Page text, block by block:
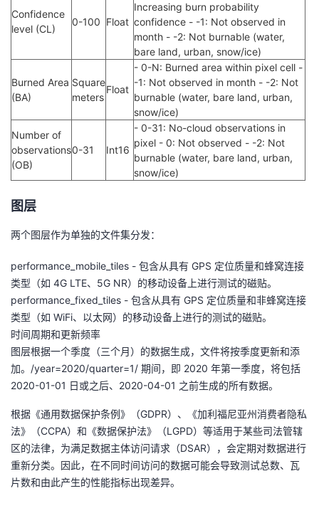
Confidence
level (CL)
0-100 Float
Increasing burn probability
confidence - -1: Not observed in
month - -2: Not burnable (water,
bare land, urban, snow/ice)
Burned Area
(BA)
Square
meters
Float
- 0-N: Burned area within pixel cell -
-1: Not observed in month - -2: Not
burnable (water, bare land, urban,
snow/ice)
Number of
observations
(OB)
0-31 Int16
- 0-31: No-cloud observations in
pixel - 0: Not observed - -2: Not
burnable (water, bare land, urban,
snow/ice)
图层
两个图层作为单独的文件集分发：
performance_mobile_tiles - 包含从具有 GPS 定位质量和蜂窝连接
类型（如 4G LTE、5G NR）的移动设备上进行测试的磁贴。
performance_fixed_tiles - 包含从具有 GPS 定位质量和非蜂窝连接
类型（如 WiFi、以太网）的移动设备上进行的测试的磁贴。
时间周期和更新频率
图层根据一个季度（三个月）的数据生成，文件将按季度更新和添
加。/year=2020/quarter=1/ 期间，即 2020 年第一季度，将包括
2020-01-01 日或之后、2020-04-01 之前生成的所有数据。
根据《通用数据保护条例》（GDPR）、《加利福尼亚州消费者隐私
法》（CCPA）和《数据保护法》（LGPD）等适用于某些司法管辖
区的法律，为满足数据主体访问请求（DSAR），会定期对数据进行
重新分类。因此，在不同时间访问的数据可能会导致测试总数、瓦
片数和由此产生的性能指标出现差异。